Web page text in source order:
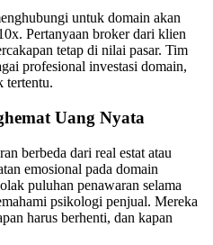
untuk domain akan
Pertanyaan broker dari klien
tetap di nilai pasar. Tim
profesional investasi domain,
tertentu.
Uang Nyata
berbeda dari real estat atau
emosional pada domain
puluhan penawaran selama
psikologi penjual. Mereka
harus berhenti, dan kapan